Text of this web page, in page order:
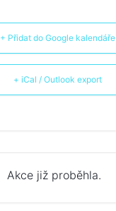
+ Přidat do Google kalendáře
+ iCal / Outlook export
Akce již proběhla.